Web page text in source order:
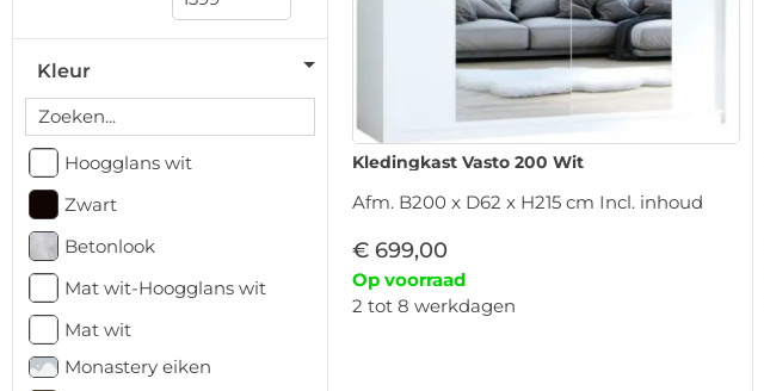
Kleur
Hoogglans wit
Zwart
Betonlook
Mat wit-Hoogglans wit
Mat wit
Monastery eiken
Kledingkast Vasto 200 Wit
Afm. B200 x D62 x H215 cm Incl. inhoud
€699,00
Op voorraad
2 tot 8 werkdagen